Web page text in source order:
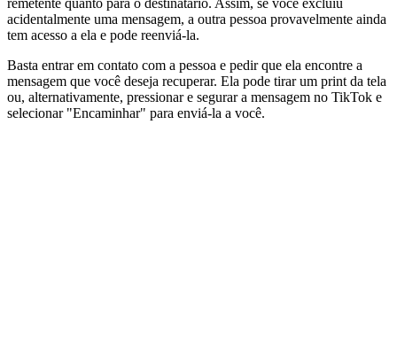
remetente quanto para o destinatário. Assim, se você excluiu
acidentalmente uma mensagem, a outra pessoa provavelmente ainda
tem acesso a ela e pode reenviá-la.
Basta entrar em contato com a pessoa e pedir que ela encontre a
mensagem que você deseja recuperar. Ela pode tirar um print da tela
ou, alternativamente, pressionar e segurar a mensagem no TikTok e
selecionar "Encaminhar" para enviá-la a você.